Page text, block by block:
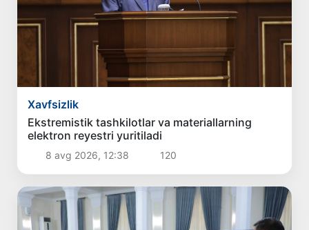
Xavfsizlik
Ekstremistik tashkilotlar va materiallarning
elektron reyestri yuritiladi
8 avg 2026, 12:38 120